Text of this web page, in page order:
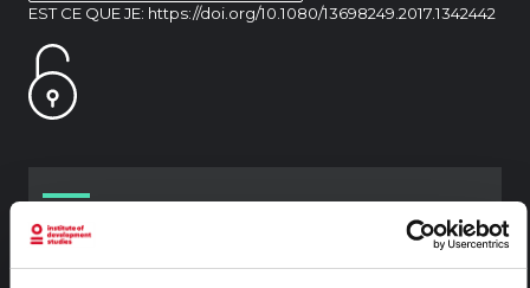
EST CE QUE JE: https://doi.org/10.1080/13698249.2017.1342442
CONTENU ASSOCIÉ